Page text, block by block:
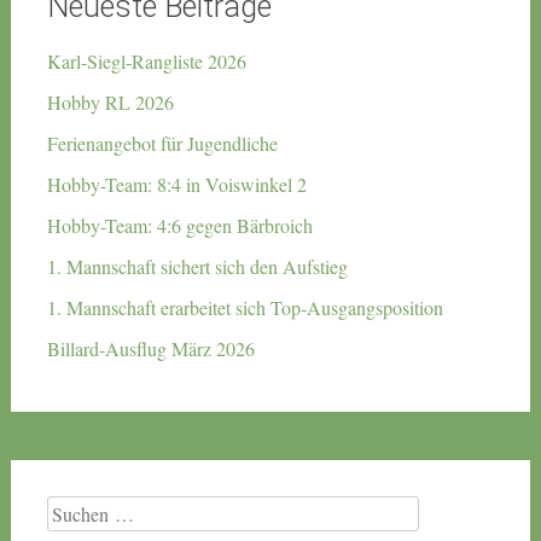
Karl-Siegl-Rangliste 2026
Hobby RL 2026
Ferienangebot für Jugendliche
Hobby-Team: 8:4 in Voiswinkel 2
Hobby-Team: 4:6 gegen Bärbroich
1. Mannschaft sichert sich den Aufstieg
1. Mannschaft erarbeitet sich Top-Ausgangsposition
Billard-Ausflug März 2026
Suchen